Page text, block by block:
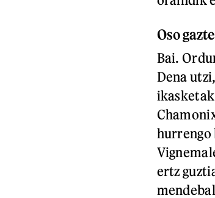
Oso
Bai.
Dena
hurrengo
ertz